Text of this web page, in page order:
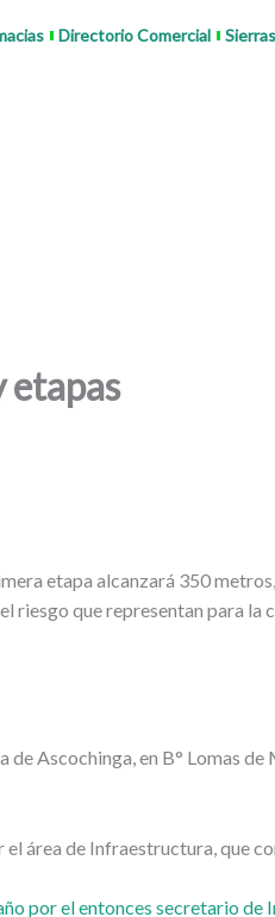
Directorio Comercial
etapas
etapa alcanzará 350
que representan para la
de Ascochinga, en B° Lomas
área de Infraestructura, que
por el entonces secretario de